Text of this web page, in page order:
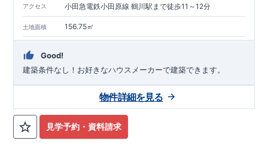
快適に暮らすことができる住宅の品質を長期にわたり
維持するには、定期的な点検を実施することが重要です。
60年間の保証制度がございます。もちろん、定期点検以外でも
アクセス 小田急電鉄小田原線 鶴川駅まで徒歩11～12分
土地面積 156.75㎡
Good!
建築条件なし！​お好きなハウスメーカーで建築できます。
見学予約・資料請求
物件詳細を見る